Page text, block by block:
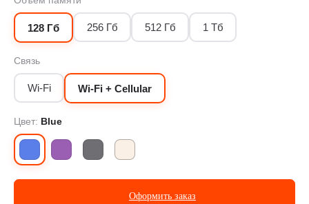
128 Гб 256 Гб 512 Гб 1 Тб
Связь
Wi-Fi Wi-Fi + Cellular
Цвет: Blue
Оформить заказ